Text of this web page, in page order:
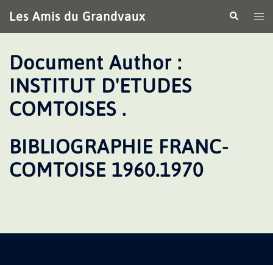
au
contenu
Les Amis du Grandvaux
le
Document Author :
INSTITUT D'ETUDES
COMTOISES .
BIBLIOGRAPHIE FRANC-
COMTOISE 1960.1970